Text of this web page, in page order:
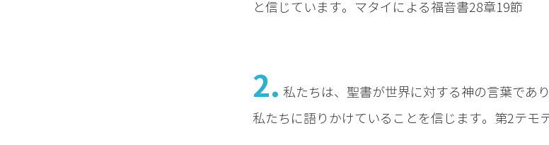
と信じています。マタイによる福音書28章19節
2. 私たちは、聖書が世界に対する神の言葉であ
私たちに語りかけていることを信じます。第2テモ